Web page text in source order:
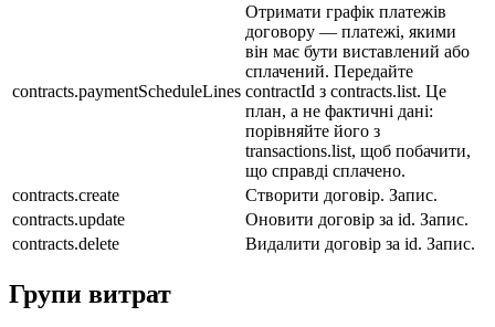
contracts.paymentScheduleLines
Отримати графік платежів
договору — платежі, якими
він має бути виставлений або
сплачений. Передайте
contractId з contracts.list. Це
план, а не фактичні дані:
порівняйте його з
transactions.list, щоб побачити,
що справді сплачено.
contracts.create
Створити договір. Запис.
contracts.update
Оновити договір за id. Запис.
contracts.delete
Видалити договір за id. Запис.
Групи витрат